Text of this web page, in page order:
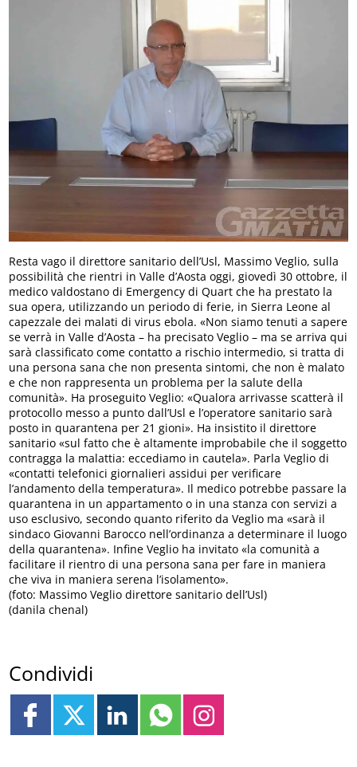
Resta vago il direttore sanitario dell’Usl, Massimo Veglio, sulla
possibilità che rientri in Valle d’Aosta oggi, giovedì 30 ottobre, il
medico valdostano di Emergency di Quart che ha prestato la
sua opera, utilizzando un periodo di ferie, in Sierra Leone al
capezzale dei malati di virus ebola. «Non siamo tenuti a sapere
se verrà in Valle d’Aosta – ha precisato Veglio – ma se arriva qui
sarà classificato come contatto a rischio intermedio, si tratta di
una persona sana che non presenta sintomi, che non è malato
e che non rappresenta un problema per la salute della
comunità». Ha proseguito Veglio: «Qualora arrivasse scatterà il
protocollo messo a punto dall’Usl e l’operatore sanitario sarà
posto in quarantena per 21 gioni». Ha insistito il direttore
sanitario «sul fatto che è altamente improbabile che il soggetto
contragga la malattia: eccediamo in cautela». Parla Veglio di
«contatti telefonici giornalieri assidui per verificare
l’andamento della temperatura». Il medico potrebbe passare la
quarantena in un appartamento o in una stanza con servizi a
uso esclusivo, secondo quanto riferito da Veglio ma «sarà il
sindaco Giovanni Barocco nell’ordinanza a determinare il luogo
della quarantena». Infine Veglio ha invitato «la comunità a
facilitare il rientro di una persona sana per fare in maniera
che viva in maniera serena l’isolamento».
(foto: Massimo Veglio direttore sanitario dell’Usl)
(danila chenal)
Condividi